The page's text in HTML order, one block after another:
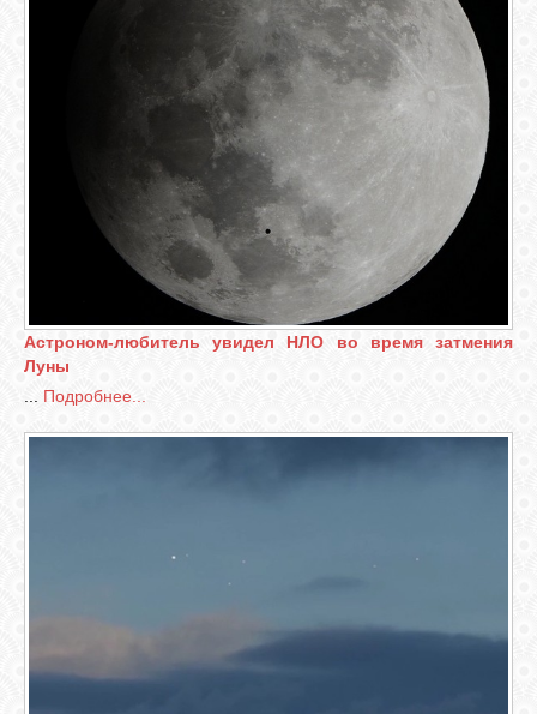
Астроном-любитель увидел НЛО во время затмения
Луны
Подробнее...